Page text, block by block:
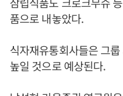
품으로 내놓았다.
식자재유통회사들은 그
높일 것으로 예상된다.